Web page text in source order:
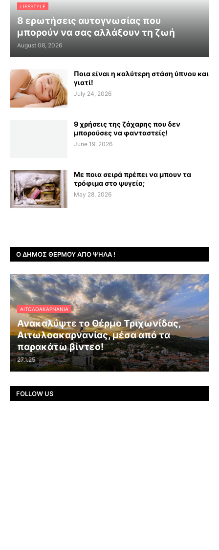
LIFESTYLE
8 ερωτήσεις αυτογνωσίας που
μπορούν να σας αλλάξουν τη ζωή
August 08, 2026
Ποια είναι η καλύτερη στάση ύπνου και
γιατί!
July 24, 2026
9 χρήσεις της ζάχαρης που δεν
μπορούσες να φανταστείς!
June 19, 2026
Με ποια σειρά πρέπει να μπουν τα
τρόφιμα στο ψυγείο;
May 28, 2026
Ο ΔΉΜΟΣ ΘΈΡΜΟΥ ΑΠΌ ΨΗΛΆ !
ΑΙΤΩΛΟΑΚΑΡΝΑΝΊΑ
Ανακαλύψτε το Θέρμο Τριχωνίδας,
Αιτωλοακαρνανίας, μέσα από τα
παρακάτω βίντεο!
27.1.25
FOLLOW US